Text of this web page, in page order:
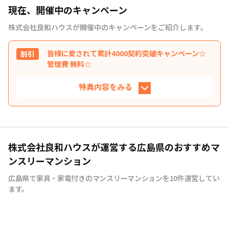
現在、開催中のキャンペーン
株式会社良和ハウスが開催中のキャンペーンをご紹介します。
割引
皆様に愛されて累計4000契約突破キャンペーン☆
管理費 無料☆
特典内容をみる
えると… 管理費が無料に！
利
条
その他の期間や長期利用等の料金等、まずはお気
軽にご相談くださいませ♪ ※新規契約で14日以上
追加料金は別途必要となります。 ※キャンペーン
株式会社良和ハウスが運営する広島県のおすすめマ
ンスリーマンション
広島県で家具・家電付きのマンスリーマンションを10件運営してい
ます。